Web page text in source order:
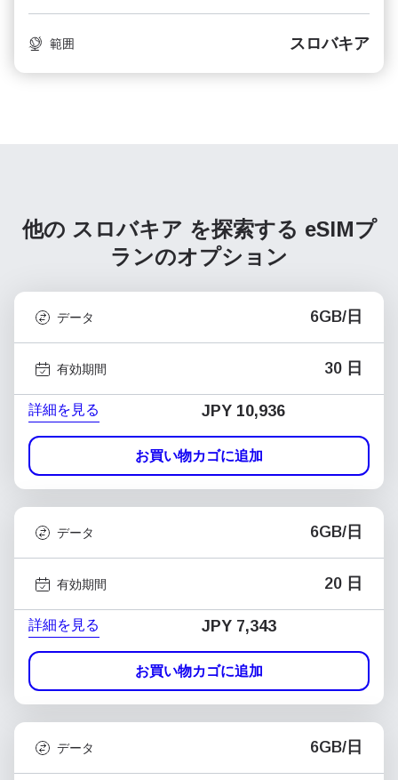
範囲 スロバキア
他の スロバキア を探索する eSIMプ
ランのオプション
データ 6GB/日
有効期間 30 日
詳細を見る JPY 10,936
お買い物カゴに追加
データ 6GB/日
有効期間 20 日
詳細を見る JPY 7,343
お買い物カゴに追加
データ 6GB/日